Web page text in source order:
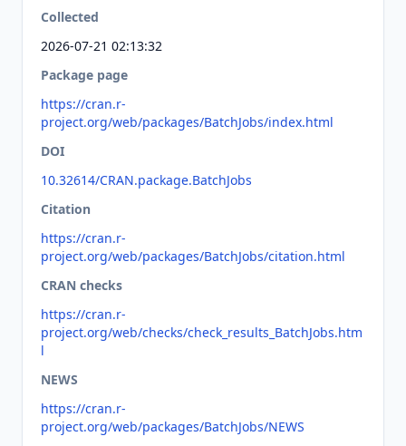
Collected
2026-07-21 02:13:32
Package page
https://cran.r-
project.org/web/packages/BatchJobs/index.html
DOI
10.32614/CRAN.package.BatchJobs
Citation
https://cran.r-
project.org/web/packages/BatchJobs/citation.html
CRAN checks
https://cran.r-
project.org/web/checks/check_results_BatchJobs.htm
l
NEWS
https://cran.r-
project.org/web/packages/BatchJobs/NEWS